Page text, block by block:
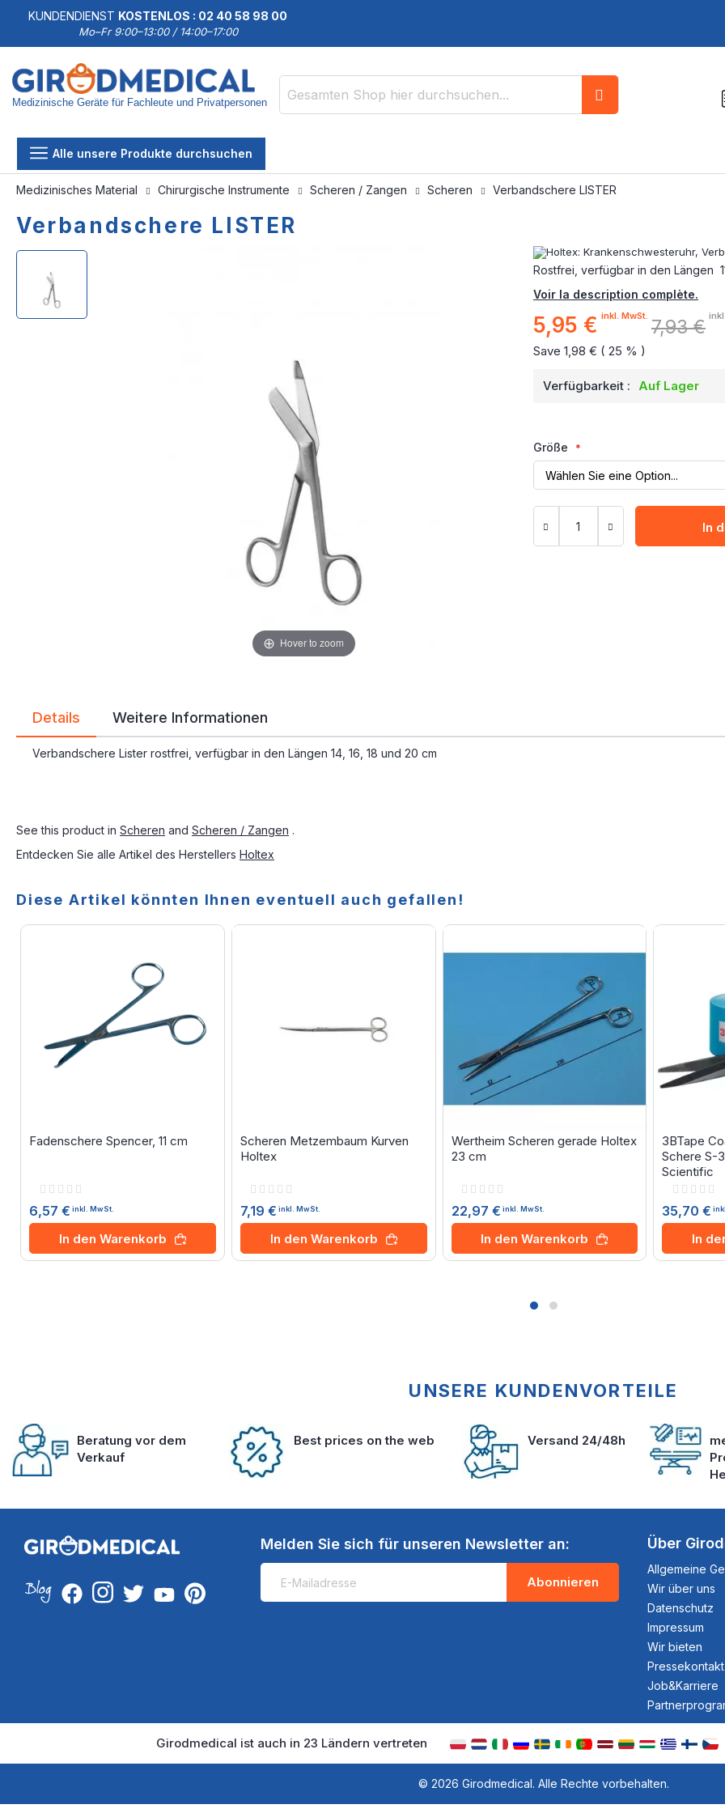
KUNDENDIENST KOSTENLOS : 02 40 58 98 00
Mo–Fr 9:00–13:00 / 14:00–17:00
Medizinische Geräte für Fachleute und Privatpersonen
Alle unsere Produkte durchsuchen
Medizinisches Material Chirurgische Instrumente Scheren / Zangen Scheren Verbandschere LISTER
Verbandschere LISTER
Rostfrei, verfügbar in den Längen
Voir la description complète.
Sonderpreis
5,95 € inkl. MwSt. 7,93 €
Save 1,98 € ( 25 % )
Verfügbarkeit : Auf Lager
Größe
In
Zum
Bildgalerie
springen
Zum
Anfang
Bildgalerie
springen
Hover to zoom
Details
Verbandschere Lister rostfrei, verfügbar in den Längen 14, 16, 18 und 20 cm
Weitere Informationen
See this product in Scheren and Scheren / Zangen .
Entdecken Sie alle Artikel des Herstellers Holtex
Diese Artikel könnten Ihnen eventuell auch gefallen!
Fadenschere Spencer, 11 cm
Rating:
6,57 € inkl. MwSt.
In den Warenkorb
Scheren Metzembaum Kurven
Holtex
Rating:
7,19 € inkl. MwSt.
In den Warenkorb
Wertheim Scheren gerade Holtex
23 cm
Rating:
22,97 € inkl. MwSt.
In den Warenkorb
3BTape
Schere S-
Scientific
Rating:
35,70 €
In
UNSERE KUNDENVORTEILE
Beratung vor dem
Verkauf
Best prices on the web Versand 24/48h
Melden Sie sich für unseren Newsletter an:
Abonnieren
Über
Allgemeine
Wir über uns
Datenschutz
Impressum
Wir bieten
Pressekontakt
Job&Karriere
Girodmedical ist auch in 23 Ländern vertreten
© 2026 Girodmedical. Alle Rechte vorbehalten.